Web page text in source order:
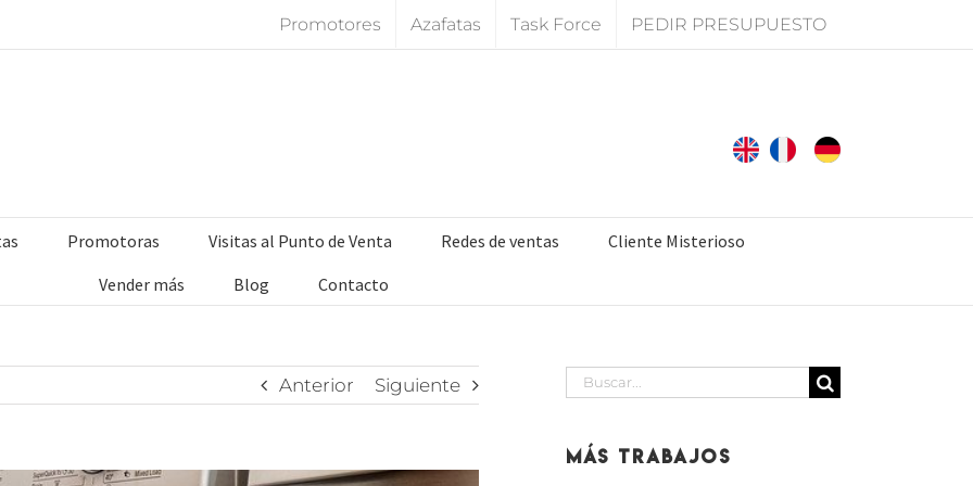
Promotores Azafatas Task Force PEDIR PRESUPUESTO
Promotoras Visitas al Punto de Venta Redes de ventas
Cliente Misterioso
Vender más
Blog Contacto
Anterior Siguiente Buscar:
Más Trabajos